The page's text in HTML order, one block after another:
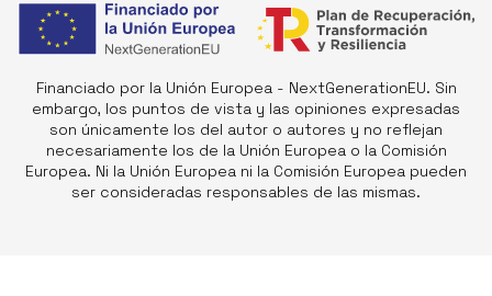
Financiado por la Unión Europea - NextGenerationEU. Sin
embargo, los puntos de vista y las opiniones expresadas
son únicamente los del autor o autores y no reflejan
necesariamente los de la Unión Europea o la Comisión
Europea. Ni la Unión Europea ni la Comisión Europea pueden
ser consideradas responsables de las mismas.